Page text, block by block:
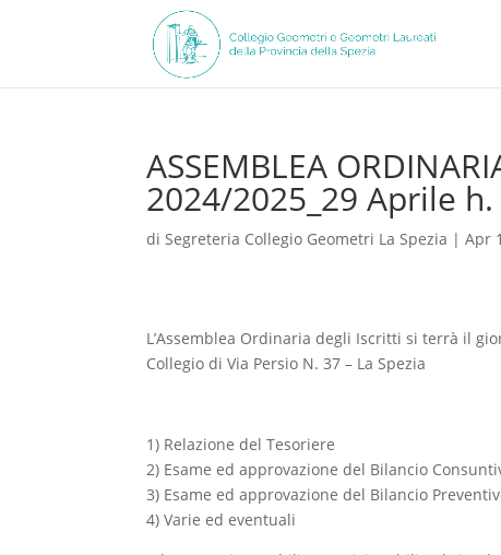
ASSEMBLEA
2024/2025_29 Aprile
diSegreteria Collegio Geometri La Spezia |Apr
L’Assemblea Ordinaria degli Iscritti si terrà il
Collegio di Via Persio N. 37 – La Spezia
1) Relazione del Tesoriere
2) Esame ed approvazione del Bilancio
3) Esame ed approvazione del Bilancio
4) Varie ed eventuali